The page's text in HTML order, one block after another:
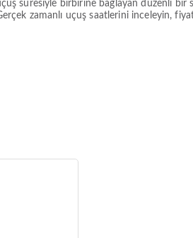
süresiyle birbirine bağlayan düzenli bir
zamanlı uçuş saatlerini inceleyin,